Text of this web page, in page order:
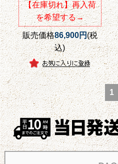
【在庫切れ】再入荷
を希望する→
販売価格86,900円(税
込)
1